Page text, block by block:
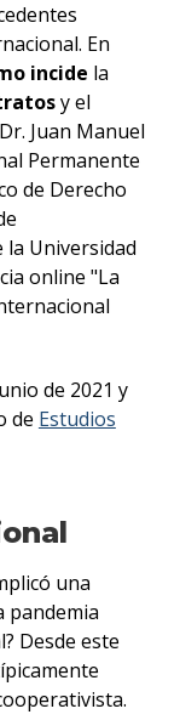
En
incide la
y el
Juan Manuel
Permanente
de Derecho
la Universidad
online "La
de 2021 y
de Estudios
una
pandemia
Desde este